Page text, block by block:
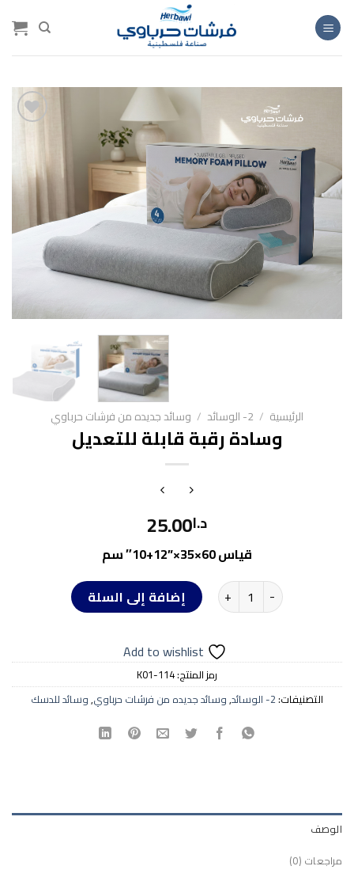
تخطي
للمحتوى
Add to
wishlist
الرئيسية / 2- الوسائد / وسائد جديده من فرشات حرباوي
وسادة رقبة قابلة للتعديل
د.ا25.00
قياس 60×35×”12+10″ سم
كمية وسادة رقبة قابلة للتعديل
إضافة إلى السلة
Add to wishlist
رمز المنتج:K01-114
التصنيفات:2- الوسائد ,وسائد جديده من فرشات حرباوي,وسائد للدسك
الوصف
مراجعات (0)